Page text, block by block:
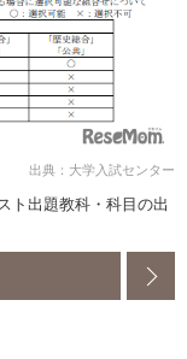
出典：大学入試センター
ト出題教科・科目の出